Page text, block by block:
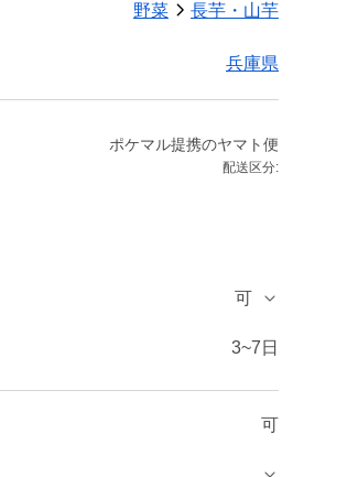
野菜 長芋・山芋
兵庫県
ポケマル提携のヤマト便
配送区分:
可
3~7日
可